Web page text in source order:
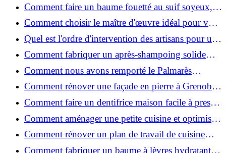
Comment faire un baume fouetté au suif soyeux,
fait maison ?
Comment choisir le maître d'œuvre idéal pour vos
travaux de rénovation ?
Quel est l'ordre d'intervention des artisans pour une
rénovation ?
Comment fabriquer un après-shampoing solide
naturel pour cheveux ?
Comment nous avons remporté le Palmarès
(Ré)HABITER 2025 : les coulisses du projet primé
?
Comment rénover une façade en pierre à Grenoble
: techniques, coûts et conseils
Comment faire un dentifrice maison facile à presser
?
Comment aménager une petite cuisine et optimiser
chaque centimètre carré ?
Comment rénover un plan de travail de cuisine
facilement : guide étape par étape
Comment fabriquer un baume à lèvres hydratant et